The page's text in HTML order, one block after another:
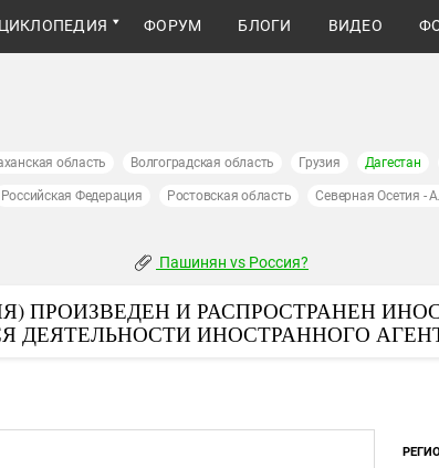
ФОРУМ БЛОГИ ВИДЕО
область Волгоградская область Грузия Дагестан
Российская Федерация Ростовская область Северная Осетия -
Пашинян vs Россия?
ПРОИЗВЕДЕН И РАСПРОСТРАНЕН
ДЕЯТЕЛЬНОСТИ ИНОСТРАННОГО